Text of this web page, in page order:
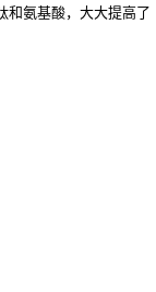
和氨基酸，大大提高了